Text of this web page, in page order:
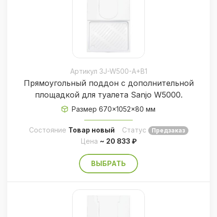
Артикул 3J-W500-A+B1
Прямоугольный поддон c дополнительной
площадкой для туалета Sanjo W5000.
Размер 670×1052×80 мм
Состояние Товар новый Статус Предзаказ
Цена ~ 20 833 ₽
ВЫБРАТЬ